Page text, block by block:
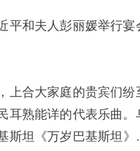
和夫人彭丽媛举行宴
合大家庭的贵宾们纷
耳熟能详的代表乐曲
斯坦《万岁巴基斯坦